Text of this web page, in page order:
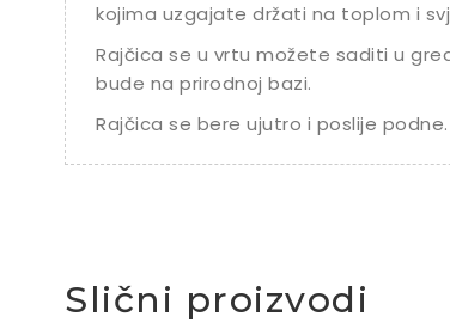
kojima uzgajate držati na toplom i
Rajčica se u vrtu možete saditi u
bude na prirodnoj bazi.
Rajčica se bere ujutro i poslije
Slični proizvodi